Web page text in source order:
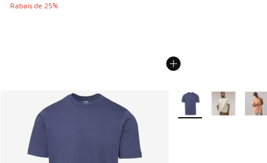
Rabais de 25%
Plus de couleurs